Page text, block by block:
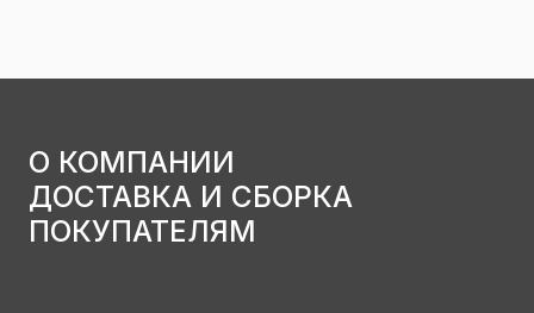
О КОМПАНИИ
ДОСТАВКА И СБОРКА
ПОКУПАТЕЛЯМ